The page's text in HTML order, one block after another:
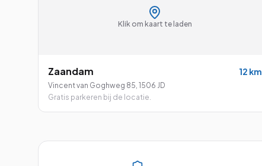
Klik om kaart te laden
Zaandam 12 km
Vincent van Goghweg 85, 1506 JD
Gratis parkeren bij de locatie.